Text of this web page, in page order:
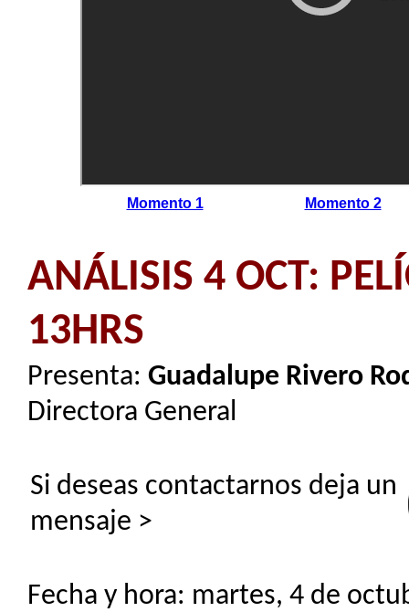
Momento 1 Momento 2
ANÁLISIS 4 OCT:
13HRS
Presenta: Guadalupe Rivero
Directora General
Si deseas contactarnos deja un
mensaje >
Fecha y hora: martes, 4 de